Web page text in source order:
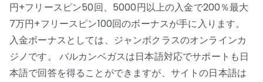
円+フリースピン50回、5000円以上の入金で200％最大
7万円+フリースピン100回のボーナスが手に入ります。
入金ボーナスとしては、ジャンボクラスのオンラインカ
ジノです。 バルカンベガスは日本語対応でサポートも日
本語で回答を得ることができますが、サイトの日本語は